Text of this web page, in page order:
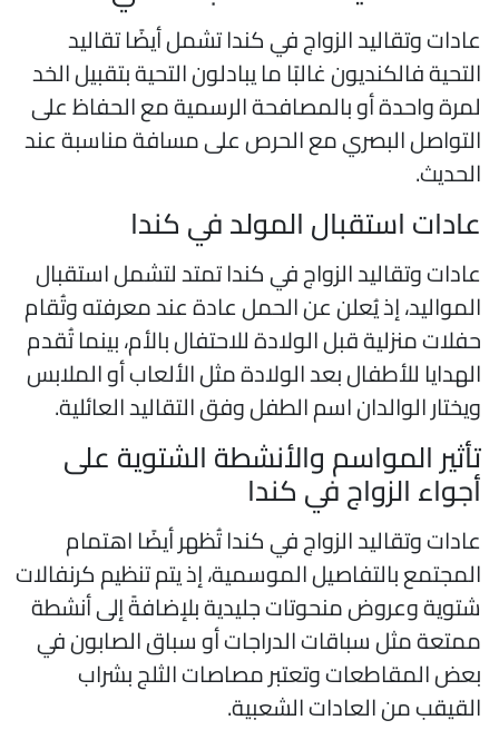
وتقاليد الزواج في كندا تشمل أيضًا تقاليد
فالكنديون غالبًا ما يبادلون التحية بتقبيل الخد
واحدة أو بالمصافحة الرسمية مع الحفاظ على
البصري مع الحرص على مسافة مناسبة عند
استقبال المولد في كندا
وتقاليد الزواج في كندا تمتد لتشمل استقبال
إذ يُعلن عن الحمل عادة عند معرفته وتُقام
منزلية قبل الولادة للاحتفال بالأم، بينما تُقدم
للأطفال بعد الولادة مثل الألعاب أو الملابس
الوالدان اسم الطفل وفق التقاليد العائلية.
المواسم والأنشطة الشتوية على
الزواج في كندا
وتقاليد الزواج في كندا تُظهر أيضًا اهتمام
بالتفاصيل الموسمية، إذ يتم تنظيم كرنفالات
وعروض منحوتات جليدية بلإضافةً إلى أنشطة
مثل سباقات الدراجات أو سباق الصابون في
المقاطعات وتعتبر مصاصات الثلج بشراب
من العادات الشعبية.